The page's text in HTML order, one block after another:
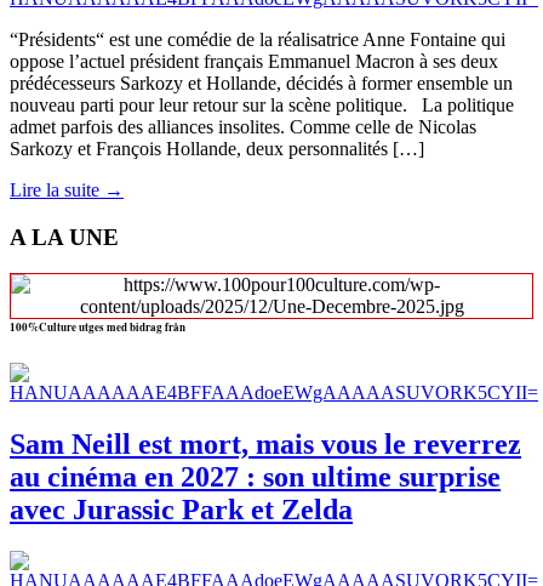
“Présidents“ est une comédie de la réalisatrice Anne Fontaine qui
oppose l’actuel président français Emmanuel Macron à ses deux
prédécesseurs Sarkozy et Hollande, décidés à former ensemble un
nouveau parti pour leur retour sur la scène politique. La politique
admet parfois des alliances insolites. Comme celle de Nicolas
Sarkozy et François Hollande, deux personnalités […]
Lire la suite →
A LA UNE
100%Culture utges med bidrag från
Sam Neill est mort, mais vous le reverrez
au cinéma en 2027 : son ultime surprise
avec Jurassic Park et Zelda